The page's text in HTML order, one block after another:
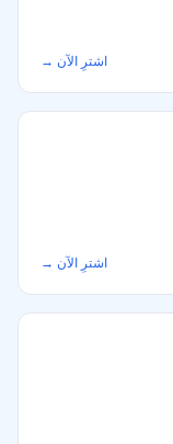
اشترِ الآن →
اشترِ الآن →